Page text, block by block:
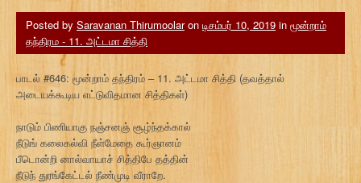
Posted by Saravanan Thirumoolaron டிசம்பர் 10, 2019 in மூன்றாம்
தந்திரம - 11. அட்டமா சித்தி
பாடல் #646: மூன்றாம் தந்திரம் – 11. அட்டமா சித்தி (தவத்தால்
அடையக்கூடிய எட்டுவிதமான சித்திகள்)
நாடும் பிணியாகு நஞ்சனஞ் சூழ்ந்தக்கால்
நீடுங் கலைகல்வி நீள்மேதை கூர்ஞானம்
பீடொன்றி னால்வாயாச் சித்திபே தத்தின்
நீடுந் துரங்கேட்டல் நீண்முடி வீராறே.